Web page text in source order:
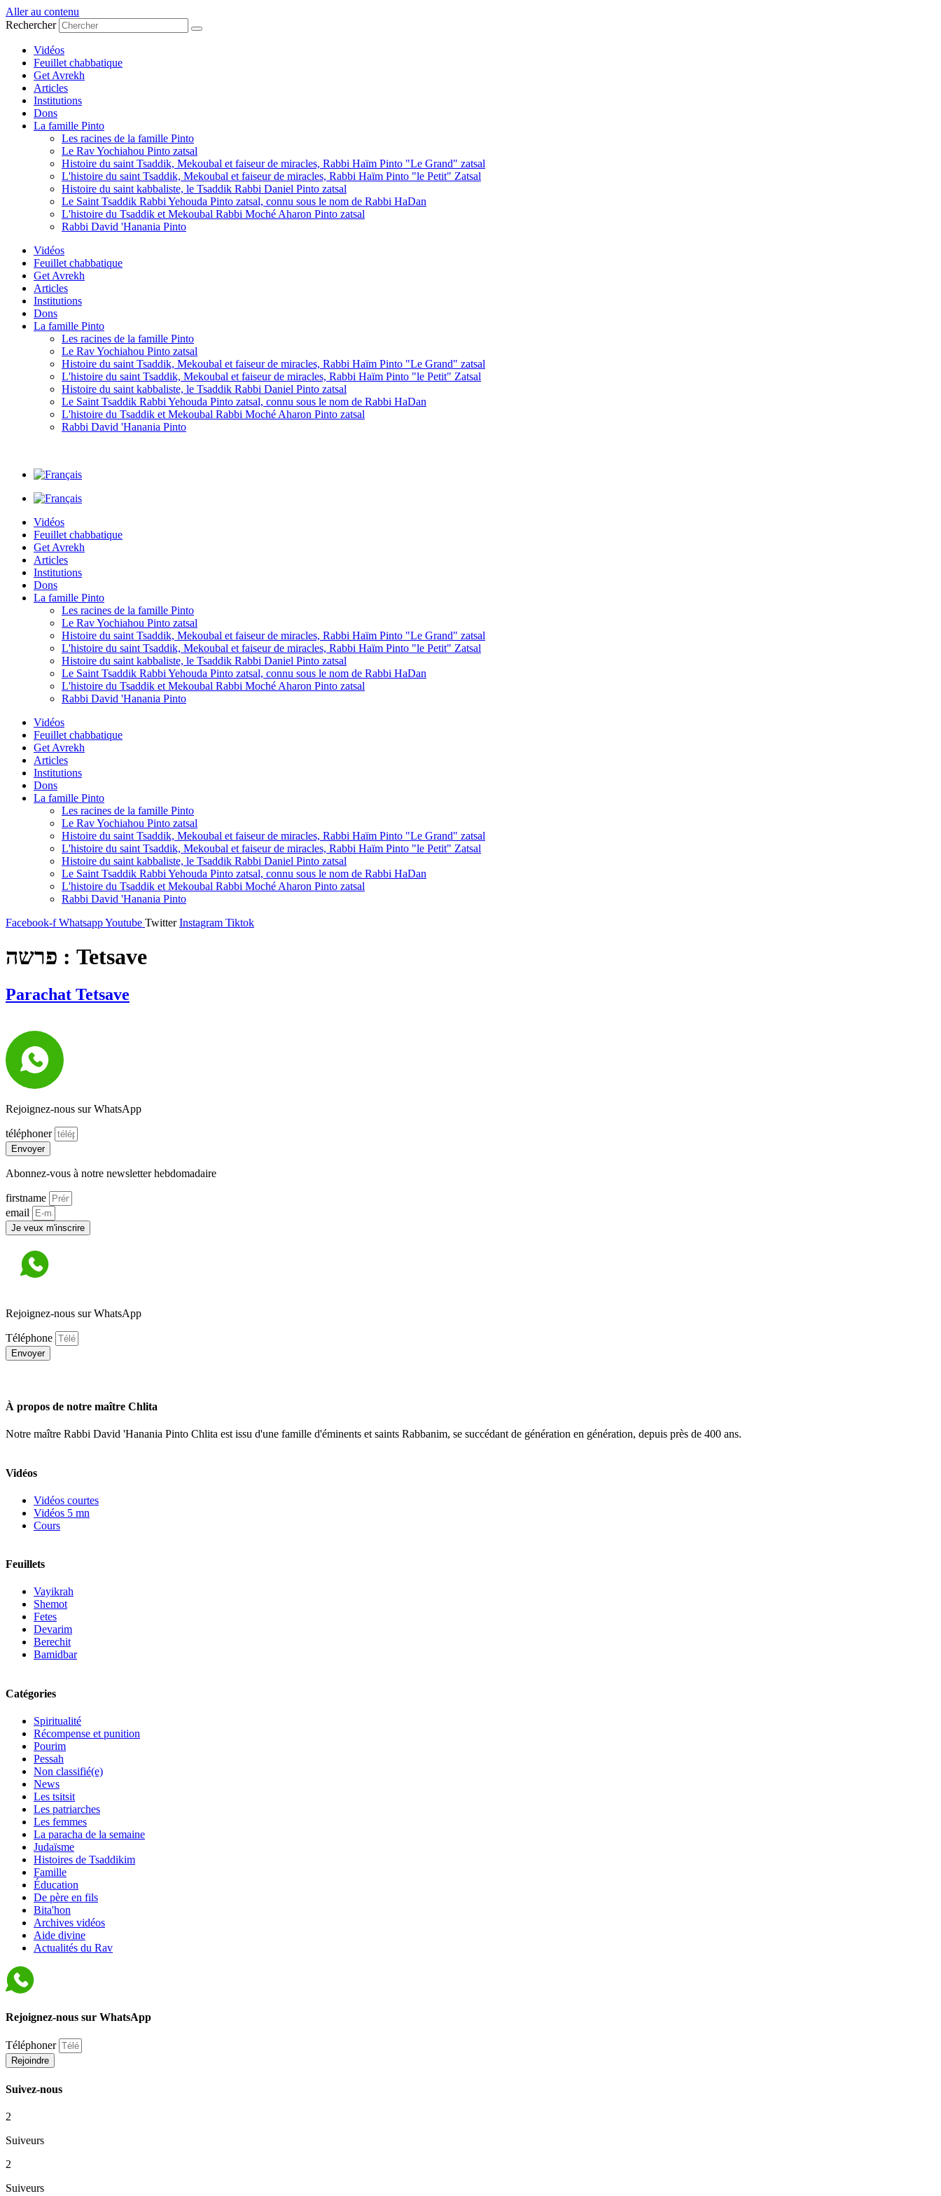
Aller au contenu
Rechercher
Vidéos
Feuillet chabbatique
Get Avrekh
Articles
Institutions
Dons
La famille Pinto
Les racines de la famille Pinto
Le Rav Yochiahou Pinto zatsal
Histoire du saint Tsaddik, Mekoubal et faiseur de miracles, Rabbi Haïm Pinto "Le Grand" zatsal
L'histoire du saint Tsaddik, Mekoubal et faiseur de miracles, Rabbi Haïm Pinto "le Petit" Zatsal
Histoire du saint kabbaliste, le Tsaddik Rabbi Daniel Pinto zatsal
Le Saint Tsaddik Rabbi Yehouda Pinto zatsal, connu sous le nom de Rabbi HaDan
L'histoire du Tsaddik et Mekoubal Rabbi Moché Aharon Pinto zatsal
Rabbi David 'Hanania Pinto
Vidéos
Feuillet chabbatique
Get Avrekh
Articles
Institutions
Dons
La famille Pinto
Les racines de la famille Pinto
Le Rav Yochiahou Pinto zatsal
Histoire du saint Tsaddik, Mekoubal et faiseur de miracles, Rabbi Haïm Pinto "Le Grand" zatsal
L'histoire du saint Tsaddik, Mekoubal et faiseur de miracles, Rabbi Haïm Pinto "le Petit" Zatsal
Histoire du saint kabbaliste, le Tsaddik Rabbi Daniel Pinto zatsal
Le Saint Tsaddik Rabbi Yehouda Pinto zatsal, connu sous le nom de Rabbi HaDan
L'histoire du Tsaddik et Mekoubal Rabbi Moché Aharon Pinto zatsal
Rabbi David 'Hanania Pinto
Vidéos
Feuillet chabbatique
Get Avrekh
Articles
Institutions
Dons
La famille Pinto
Les racines de la famille Pinto
Le Rav Yochiahou Pinto zatsal
Histoire du saint Tsaddik, Mekoubal et faiseur de miracles, Rabbi Haïm Pinto "Le Grand" zatsal
L'histoire du saint Tsaddik, Mekoubal et faiseur de miracles, Rabbi Haïm Pinto "le Petit" Zatsal
Histoire du saint kabbaliste, le Tsaddik Rabbi Daniel Pinto zatsal
Le Saint Tsaddik Rabbi Yehouda Pinto zatsal, connu sous le nom de Rabbi HaDan
L'histoire du Tsaddik et Mekoubal Rabbi Moché Aharon Pinto zatsal
Rabbi David 'Hanania Pinto
Vidéos
Feuillet chabbatique
Get Avrekh
Articles
Institutions
Dons
La famille Pinto
Les racines de la famille Pinto
Le Rav Yochiahou Pinto zatsal
Histoire du saint Tsaddik, Mekoubal et faiseur de miracles, Rabbi Haïm Pinto "Le Grand" zatsal
L'histoire du saint Tsaddik, Mekoubal et faiseur de miracles, Rabbi Haïm Pinto "le Petit" Zatsal
Histoire du saint kabbaliste, le Tsaddik Rabbi Daniel Pinto zatsal
Le Saint Tsaddik Rabbi Yehouda Pinto zatsal, connu sous le nom de Rabbi HaDan
L'histoire du Tsaddik et Mekoubal Rabbi Moché Aharon Pinto zatsal
Rabbi David 'Hanania Pinto
Facebook-f WhatsappYoutube Twitter Instagram Tiktok
פרשה : Tetsave
Parachat Tetsave
Rejoignez-nous sur WhatsApp
téléphoner
Envoyer
Abonnez-vous à notre newsletter hebdomadaire
firstname
email
Je veux m'inscrire
Rejoignez-nous sur WhatsApp
Téléphone
Envoyer
À propos de notre maître Chlita
Notre maître Rabbi David 'Hanania Pinto Chlita est issu d'une famille d'éminents et saints Rabbanim, se succédant de génération en génération, depuis près de 400 ans.
Vidéos
Vidéos courtes
Vidéos 5 mn
Cours
Feuillets
Vayikrah
Shemot
Fetes
Devarim
Berechit
Bamidbar
Catégories
Spiritualité
Récompense et punition
Pourim
Pessah
Non classifié(e)
News
Les tsitsit
Les patriarches
Les femmes
La paracha de la semaine
Judaïsme
Histoires de Tsaddikim
Famille
Éducation
De père en fils
Bita'hon
Archives vidéos
Aide divine
Actualités du Rav
Rejoignez-nous sur WhatsApp
Téléphoner
Rejoindre
Suivez-nous
2
Suiveurs
2
Suiveurs